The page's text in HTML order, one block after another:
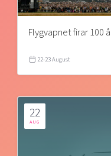
Flygvapnet firar 100
22-23 August
22
AUG